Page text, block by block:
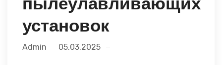
установок
Admin 05.03.2025